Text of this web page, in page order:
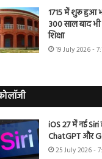
1715 में शुरू हुआ
300 साल बाद भी
शिक्षा
19 July 2026 -
iOS 27 में नई Siri
ChatGPT और
25 July 2026 -